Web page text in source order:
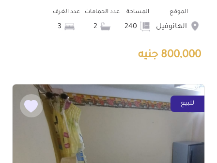
الموقع
الهانوفيل
المساحة عدد الحمامات عدد الغرف
800,000 جنيه
للبيع